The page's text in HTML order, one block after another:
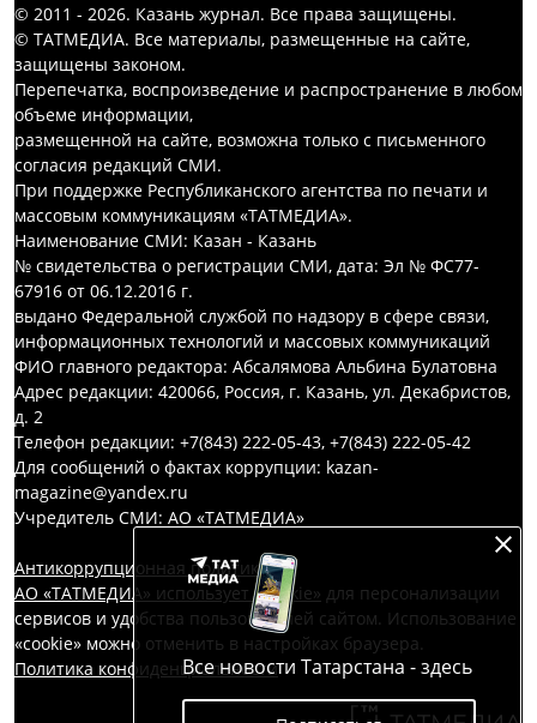
Все новости Татарстана - здесь
© 2011 - 2026. Казань журнал. Все права защищены.
© ТАТМЕДИА. Все материалы, размещенные на сайте,
защищены законом.
Перепечатка, воспроизведение и распространение в любом
объеме информации,
размещенной на сайте, возможна только с письменного
согласия редакций СМИ.
При поддержке Республиканского агентства по печати и
массовым коммуникациям «ТАТМЕДИА».
Наименование СМИ: Казан - Казань
№ свидетельства о регистрации СМИ, дата: Эл № ФС77-
67916 от 06.12.2016 г.
выдано Федеральной службой по надзору в сфере связи,
информационных технологий и массовых коммуникаций
ФИО главного редактора: Абсалямова Альбина Булатовна
Адрес редакции: 420066, Россия, г. Казань, ул. Декабристов,
д. 2
Телефон редакции: +7(843) 222-05-43, +7(843) 222-05-42
Для сообщений о фактах коррупции: kazan-
magazine@yandex.ru
Учредитель СМИ: АО «ТАТМЕДИА»
Антикоррупционная политика
АО «ТАТМЕДИА» использует «cookie» для персонализации
сервисов и удобства пользователей сайтом. Использование
«cookie» можно отменить в настройках браузера.
Политика конфиденциальности